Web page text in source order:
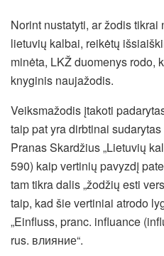
Norint nustatyti, ar žodis
lietuvių kalbai, reikėtų
minėta, LKŽ duomenys rodo,
knyginis naujažodis.
Veiksmažodis įtakoti
taip pat yra dirbtinai
Pranas Skardžius „Lietuvių
590) kaip vertinių pavyzdį
tam tikra dalis „žodžių esti
taip, kad šie vertiniai atrodo
„Einfluss, pranc. influance
rus. влияние“.